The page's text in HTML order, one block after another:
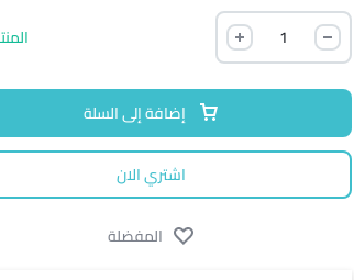
إضافة إلى السلة
اشتري الان
المفضلة